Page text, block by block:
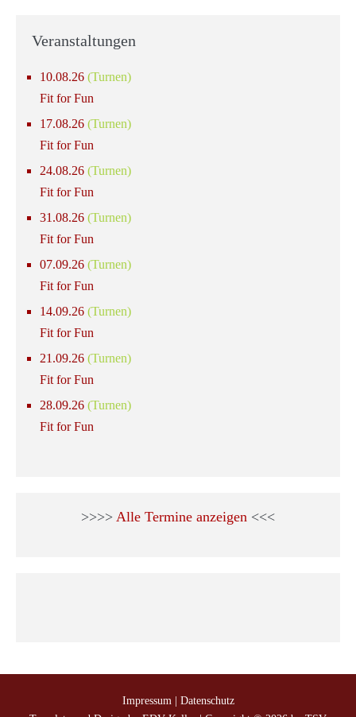
Veranstaltungen
10.08.26 (Turnen)
Fit for Fun
17.08.26 (Turnen)
Fit for Fun
24.08.26 (Turnen)
Fit for Fun
31.08.26 (Turnen)
Fit for Fun
07.09.26 (Turnen)
Fit for Fun
14.09.26 (Turnen)
Fit for Fun
21.09.26 (Turnen)
Fit for Fun
28.09.26 (Turnen)
Fit for Fun
>>>> Alle Termine anzeigen <<<
Impressum
Datenschutz